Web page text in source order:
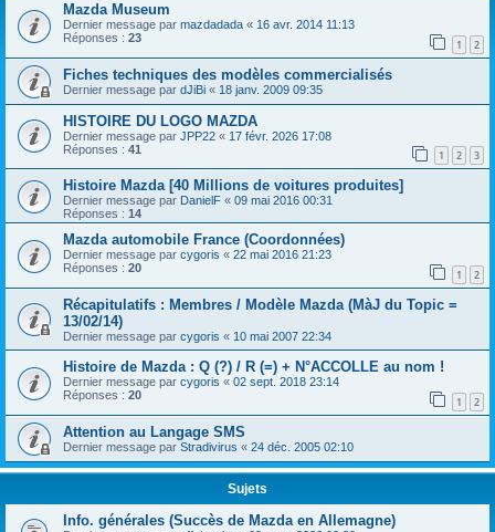
Mazda Museum
Dernier message par mazdadada « 16 avr. 2014 11:13
Réponses : 23 1 2
Fiches techniques des modèles commercialisés
Dernier message par dJiBi « 18 janv. 2009 09:35
HISTOIRE DU LOGO MAZDA
Dernier message par JPP22 « 17 févr. 2026 17:08
Réponses : 41 1 2 3
Histoire Mazda [40 Millions de voitures produites]
Dernier message par DanielF « 09 mai 2016 00:31
Réponses : 14
Mazda automobile France (Coordonnées)
Dernier message par cygoris « 22 mai 2016 21:23
Réponses : 20 1 2
Récapitulatifs : Membres / Modèle Mazda (MàJ du Topic =
13/02/14)
Dernier message par cygoris « 10 mai 2007 22:34
Histoire de Mazda : Q (?) / R (=) + N°ACCOLLE au nom !
Dernier message par cygoris « 02 sept. 2018 23:14
Réponses : 20 1 2
Attention au Langage SMS
Dernier message par Stradivirus « 24 déc. 2005 02:10
Sujets
Info. générales (Succès de Mazda en Allemagne)